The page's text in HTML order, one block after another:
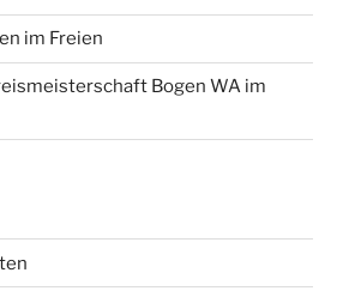
im Freien
Bogen WA im